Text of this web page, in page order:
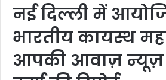
नई दिल्ली में
भारतीय कायस्थ
आपकी आवाज़